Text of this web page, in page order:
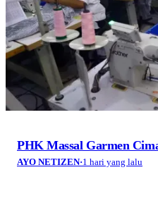
PHK Massal Garmen
AYO NETIZEN·1 hari yang lalu